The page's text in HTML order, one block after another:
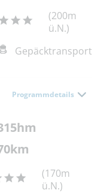
(200m
ü.N.)
Gepäcktransport
Programmdetails
(170m
ü.N.)